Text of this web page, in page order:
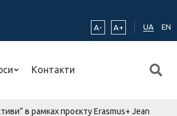
A-
A+ UA EN
Контакти
в рамках проєкту Erasmus+ Jean